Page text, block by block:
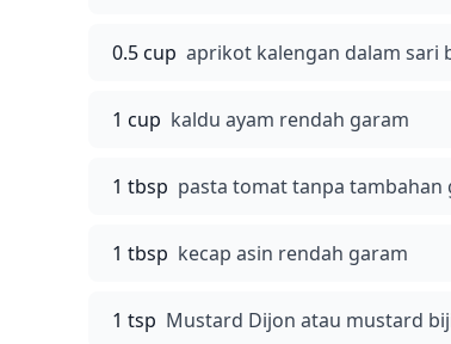
0.5 cup aprikot kalengan dalam sari
1 cup kaldu ayam rendah garam
1 tbsp pasta tomat tanpa tambahan
1 tbsp kecap asin rendah garam
1 tsp Mustard Dijon atau mustard